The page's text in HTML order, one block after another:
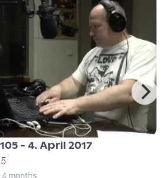
- 4. April 2017
4 months